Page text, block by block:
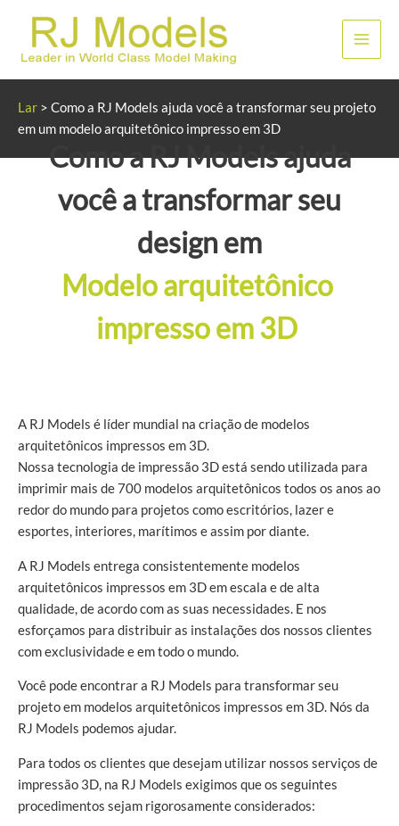
content
Lar > Como a RJ Models ajuda você a transformar seu projeto
em um modelo arquitetônico impresso em 3D
Como a RJ Models ajuda
você a transformar seu
design em
Modelo arquitetônico
impresso em 3D
A RJ Models é líder mundial na criação de modelos
arquitetônicos impressos em 3D.
Nossa tecnologia de impressão 3D está sendo utilizada para
imprimir mais de 700 modelos arquitetônicos todos os anos ao
redor do mundo para projetos como escritórios, lazer e
esportes, interiores, marítimos e assim por diante.
A RJ Models entrega consistentemente modelos
arquitetônicos impressos em 3D em escala e de alta
qualidade, de acordo com as suas necessidades. E nos
esforçamos para distribuir as instalações dos nossos clientes
com exclusividade e em todo o mundo.
Você pode encontrar a RJ Models para transformar seu
projeto em modelos arquitetônicos impressos em 3D. Nós da
RJ Models podemos ajudar.
Para todos os clientes que desejam utilizar nossos serviços de
impressão 3D, na RJ Models exigimos que os seguintes
procedimentos sejam rigorosamente considerados: